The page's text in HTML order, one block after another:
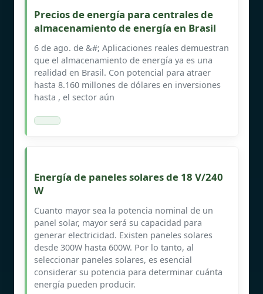
Precios de energía para centrales de
almacenamiento de energía en Brasil
6 de ago. de &#; Aplicaciones reales demuestran
que el almacenamiento de energía ya es una
realidad en Brasil. Con potencial para atraer
hasta 8.160 millones de dólares en inversiones
hasta , el sector aún
Energía de paneles solares de 18 V/240
W
Cuanto mayor sea la potencia nominal de un
panel solar, mayor será su capacidad para
generar electricidad. Existen paneles solares
desde 300W hasta 600W. Por lo tanto, al
seleccionar paneles solares, es esencial
considerar su potencia para determinar cuánta
energía pueden producir.